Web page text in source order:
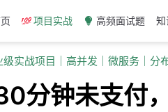
项目实战 高频面试题 知
级实战项目｜高并发｜微服务｜分
分钟未支付